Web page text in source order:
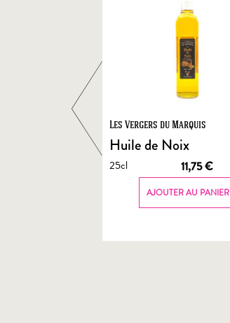
Les Vergers du Marquis
Huile de Noix
25cl 11,75€
AJOUTER AU PANIER